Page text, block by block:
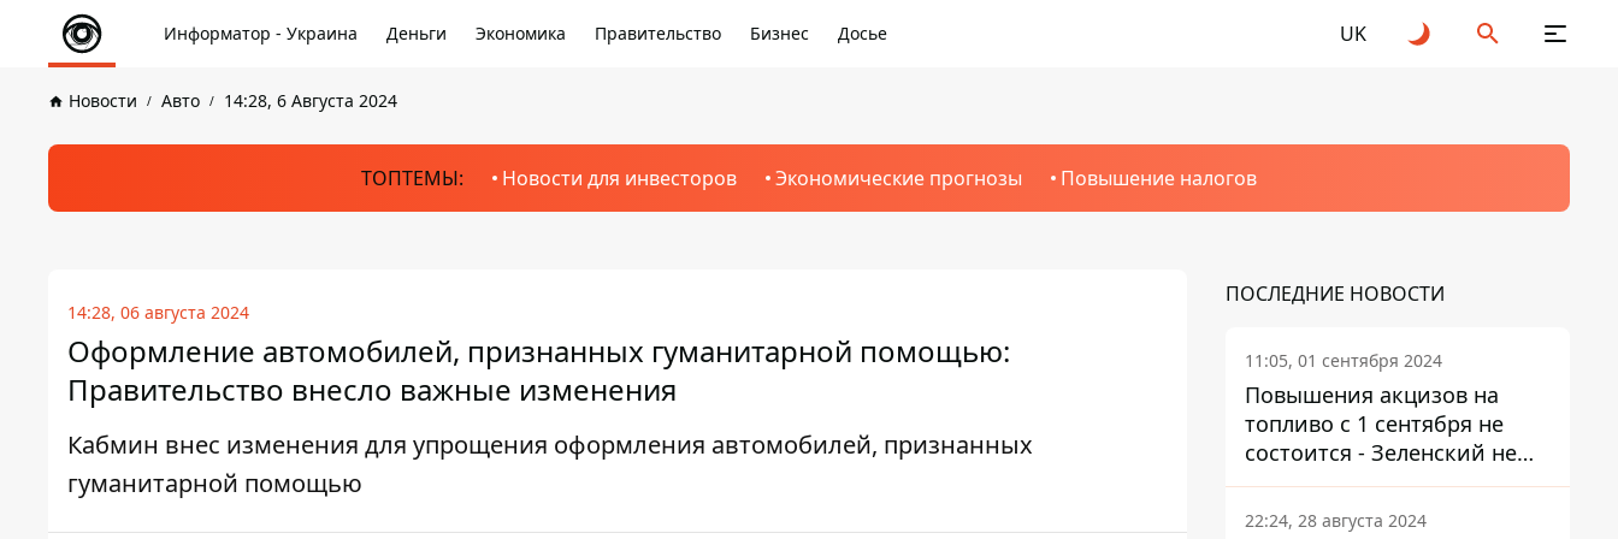
Информатор - Украина Деньги Экономика Правительство Бизнес Досье UK
Новости Авто 14:28, 6 Августа 2024
ТОПТЕМЫ: Новости для инвесторов Экономические прогнозы Повышение налогов
14:28, 06 августа 2024
Оформление автомобилей, признанных гуманитарной помощью:
Правительство внесло важные изменения
Кабмин внес изменения для упрощения оформления автомобилей, признанных
гуманитарной помощью
ПОСЛЕДНИЕ НОВОСТИ
11:05, 01 сентября 2024
Повышения акцизов на
топливо с 1 сентября не
состоится - Зеленский не
подписал закон
22:24, 28 августа 2024